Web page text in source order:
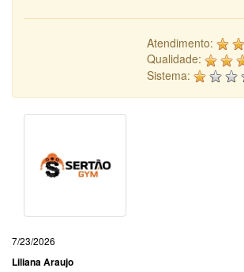
Atendimento:
Qualidade:
Sistema:
7/23/2026
Liliana Araujo